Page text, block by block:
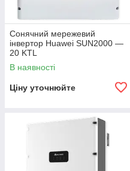
Сонячний мережевий
інвертор Huawei SUN2000 —
20 KTL
В наявності
Ціну уточнюйте